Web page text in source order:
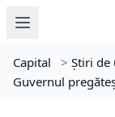
Capital > Știri de
Guvernul